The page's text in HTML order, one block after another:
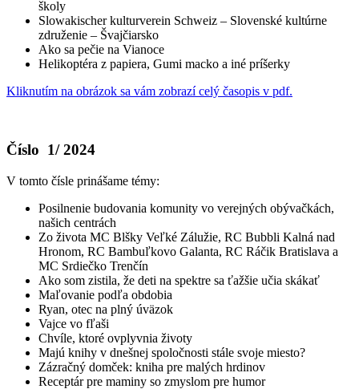
školy
Slowakischer kulturverein Schweiz – Slovenské kultúrne
združenie – Švajčiarsko
Ako sa pečie na Vianoce
Helikoptéra z papiera, Gumi macko a iné príšerky
Kliknutím na obrázok sa vám zobrazí celý časopis v pdf.
Číslo 1/ 2024
V tomto čísle prinášame témy:
Posilnenie budovania komunity vo verejných obývačkách,
našich centrách
Zo života MC Blšky Veľké Zálužie, RC Bubbli Kalná nad
Hronom, RC Bambuľkovo Galanta, RC Ráčik Bratislava a
MC Srdiečko Trenčín
Ako som zistila, že deti na spektre sa ťažšie učia skákať
Maľovanie podľa obdobia
Ryan, otec na plný úväzok
Vajce vo fľaši
Chvíle, ktoré ovplyvnia životy
Majú knihy v dnešnej spoločnosti stále svoje miesto?
Zázračný domček: kniha pre malých hrdinov
Receptár pre maminy so zmyslom pre humor